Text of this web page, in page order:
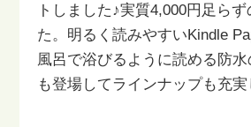
トしました♪実質4,000円足らず
た。 明るく読みやすいKindle
風呂で浴びるように読める防
も登場してラインナップも充実